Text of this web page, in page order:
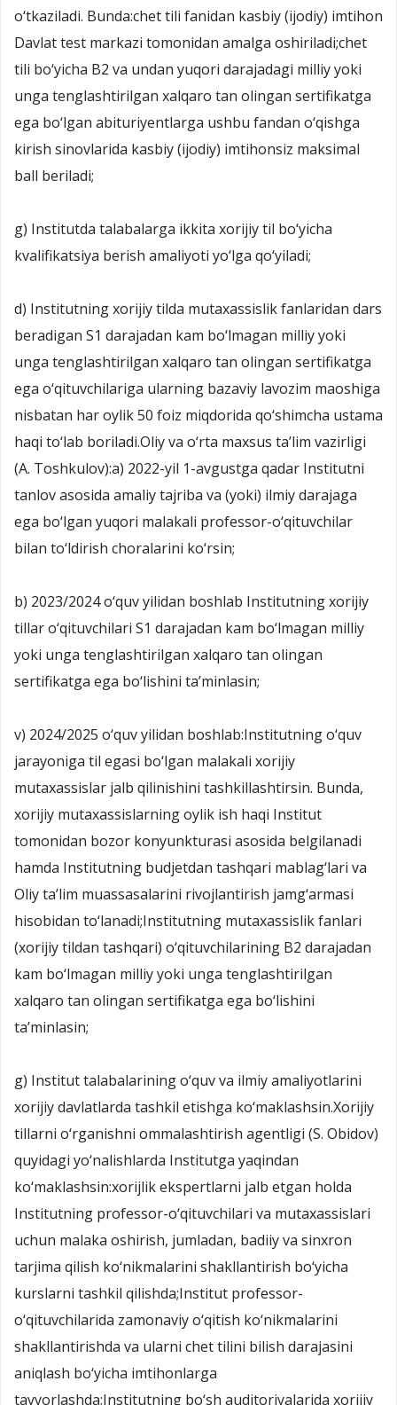
o‘tkaziladi. Bunda:chet tili fanidan kasbiy (ijodiy) imtihon
Davlat test markazi tomonidan amalga oshiriladi;chet
tili bo‘yicha B2 va undan yuqori darajadagi milliy yoki
unga tenglashtirilgan xalqaro tan olingan sertifikatga
ega bo‘lgan abituriyentlarga ushbu fandan o‘qishga
kirish sinovlarida kasbiy (ijodiy) imtihonsiz maksimal
ball beriladi;
g) Institutda talabalarga ikkita xorijiy til bo‘yicha
kvalifikatsiya berish amaliyoti yo‘lga qo‘yiladi;
d) Institutning xorijiy tilda mutaxassislik fanlaridan dars
beradigan S1 darajadan kam bo‘lmagan milliy yoki
unga tenglashtirilgan xalqaro tan olingan sertifikatga
ega o‘qituvchilariga ularning bazaviy lavozim maoshiga
nisbatan har oylik 50 foiz miqdorida qo‘shimcha ustama
haqi to‘lab boriladi.Oliy va o‘rta maxsus ta’lim vazirligi
(A. Toshkulov):a) 2022-yil 1-avgustga qadar Institutni
tanlov asosida amaliy tajriba va (yoki) ilmiy darajaga
ega bo‘lgan yuqori malakali professor-o‘qituvchilar
bilan to‘ldirish choralarini ko‘rsin;
b) 2023/2024 o‘quv yilidan boshlab Institutning xorijiy
tillar o‘qituvchilari S1 darajadan kam bo‘lmagan milliy
yoki unga tenglashtirilgan xalqaro tan olingan
sertifikatga ega bo‘lishini ta’minlasin;
v) 2024/2025 o‘quv yilidan boshlab:Institutning o‘quv
jarayoniga til egasi bo‘lgan malakali xorijiy
mutaxassislar jalb qilinishini tashkillashtirsin. Bunda,
xorijiy mutaxassislarning oylik ish haqi Institut
tomonidan bozor konyunkturasi asosida belgilanadi
hamda Institutning budjetdan tashqari mablag‘lari va
Oliy ta’lim muassasalarini rivojlantirish jamg‘armasi
hisobidan to‘lanadi;Institutning mutaxassislik fanlari
(xorijiy tildan tashqari) o‘qituvchilarining B2 darajadan
kam bo‘lmagan milliy yoki unga tenglashtirilgan
xalqaro tan olingan sertifikatga ega bo‘lishini
ta’minlasin;
g) Institut talabalarining o‘quv va ilmiy amaliyotlarini
xorijiy davlatlarda tashkil etishga ko‘maklashsin.Xorijiy
tillarni o‘rganishni ommalashtirish agentligi (S. Obidov)
quyidagi yo‘nalishlarda Institutga yaqindan
ko‘maklashsin:xorijlik ekspertlarni jalb etgan holda
Institutning professor-o‘qituvchilari va mutaxassislari
uchun malaka oshirish, jumladan, badiiy va sinxron
tarjima qilish ko‘nikmalarini shakllantirish bo‘yicha
kurslarni tashkil qilishda;Institut professor-
o‘qituvchilarida zamonaviy o‘qitish ko‘nikmalarini
shakllantirishda va ularni chet tilini bilish darajasini
aniqlash bo‘yicha imtihonlarga
tayyorlashda;Institutning bo‘sh auditoriyalarida xorijiy